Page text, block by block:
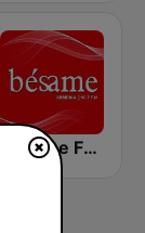
Bésame FM Armenia